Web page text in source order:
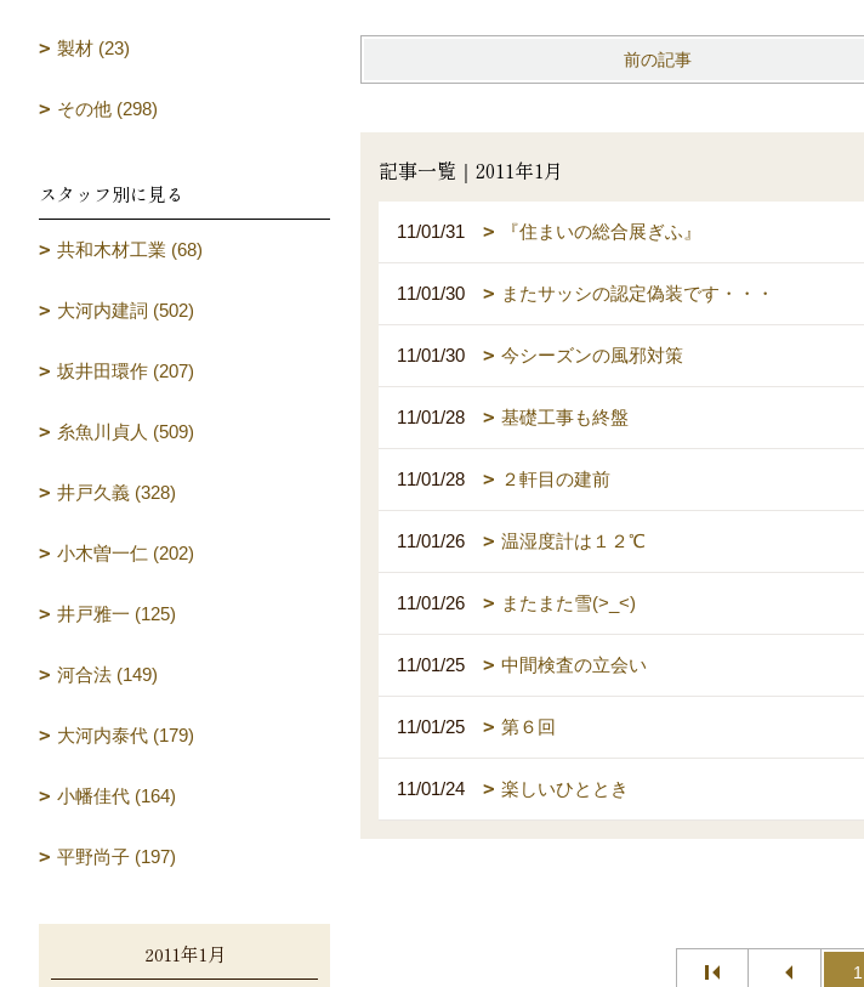
前の記事
記事一覧｜2011年1月
11/01/31 『住まいの総合展ぎふ』
11/01/30 またサッシの認定偽装です・・・
11/01/30 今シーズンの風邪対策
11/01/28 基礎工事も終盤
11/01/28 ２軒目の建前
11/01/26 温湿度計は１２℃
11/01/26 またまた雪(>_<)
11/01/25 中間検査の立会い
11/01/25 第６回
11/01/24 楽しいひととき
1
製材 (23)
その他 (298)
スタッフ別に見る
共和木材工業 (68)
大河内建詞 (502)
坂井田環作 (207)
糸魚川貞人 (509)
井戸久義 (328)
小木曽一仁 (202)
井戸雅一 (125)
河合法 (149)
大河内泰代 (179)
小幡佳代 (164)
平野尚子 (197)
2011年1月